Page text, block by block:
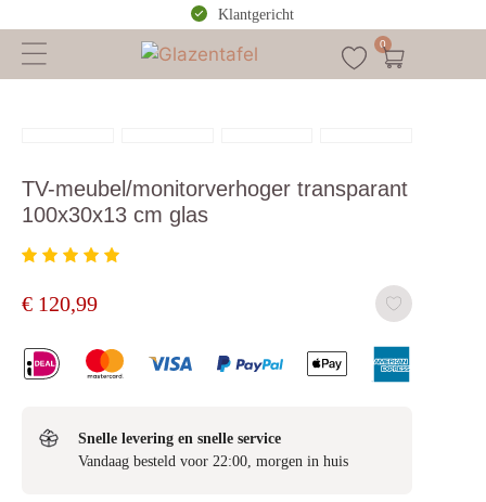
Klantgericht
0
TV-meubel/monitorverhoger transparant
100x30x13 cm glas
€ 120,99
Snelle levering en snelle service
Vandaag besteld voor 22:00, morgen in huis